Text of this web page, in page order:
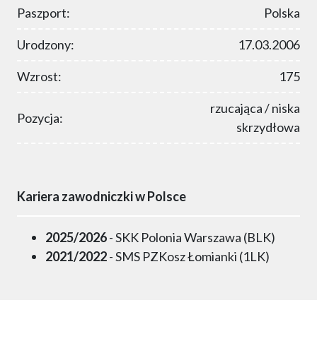
Paszport: Polska
Urodzony: 17.03.2006
Wzrost: 175
Pozycja:
rzucająca / niska
skrzydłowa
Kariera zawodniczki w Polsce
2025/2026- SKK Polonia Warszawa (BLK)
2021/2022- SMS PZKosz Łomianki (1LK)